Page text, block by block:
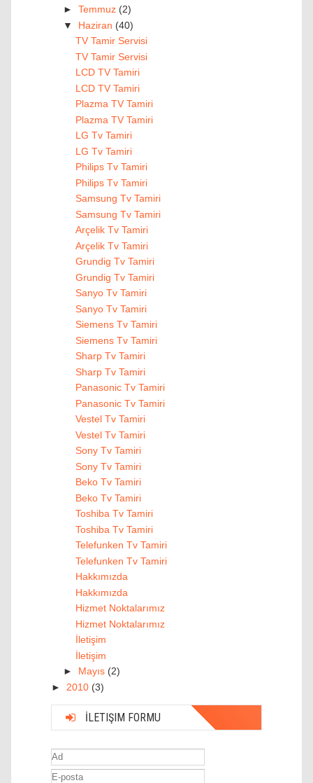
► Temmuz (2)
▼ Haziran (40)
TV Tamir Servisi
TV Tamir Servisi
LCD TV Tamiri
LCD TV Tamiri
Plazma TV Tamiri
Plazma TV Tamiri
LG Tv Tamiri
LG Tv Tamiri
Philips Tv Tamiri
Philips Tv Tamiri
Samsung Tv Tamiri
Samsung Tv Tamiri
Arçelik Tv Tamiri
Arçelik Tv Tamiri
Grundig Tv Tamiri
Grundig Tv Tamiri
Sanyo Tv Tamiri
Sanyo Tv Tamiri
Siemens Tv Tamiri
Siemens Tv Tamiri
Sharp Tv Tamiri
Sharp Tv Tamiri
Panasonic Tv Tamiri
Panasonic Tv Tamiri
Vestel Tv Tamiri
Vestel Tv Tamiri
Sony Tv Tamiri
Sony Tv Tamiri
Beko Tv Tamiri
Beko Tv Tamiri
Toshiba Tv Tamiri
Toshiba Tv Tamiri
Telefunken Tv Tamiri
Telefunken Tv Tamiri
Hakkımızda
Hakkımızda
Hizmet Noktalarımız
Hizmet Noktalarımız
İletişim
İletişim
► Mayıs (2)
► 2010 (3)
İLETIŞIM FORMU